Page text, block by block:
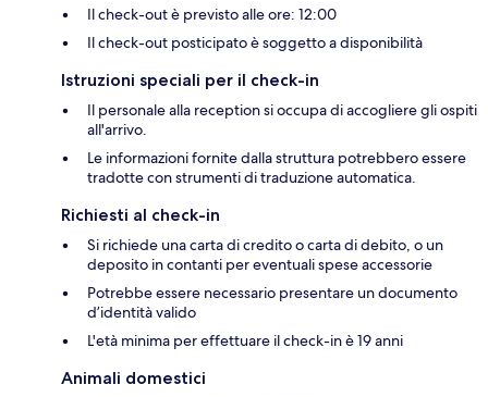
Il check-out è previsto alle ore: 12:00
Il check-out posticipato è soggetto a disponibilità
Istruzioni speciali per il check-in
Il personale alla reception si occupa di accogliere gli ospiti
all'arrivo.
Le informazioni fornite dalla struttura potrebbero essere
tradotte con strumenti di traduzione automatica.
Richiesti al check-in
Si richiede una carta di credito o carta di debito, o un
deposito in contanti per eventuali spese accessorie
Potrebbe essere necessario presentare un documento
d’identità valido
L'età minima per effettuare il check-in è 19 anni
Animali domestici